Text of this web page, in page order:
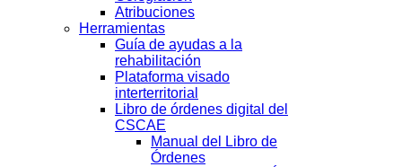
Atribuciones
Herramientas
Guía de ayudas a la
rehabilitación
Plataforma visado
interterritorial
Libro de órdenes digital del
CSCAE
Manual del Libro de
Órdenes